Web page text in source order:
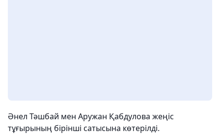
Әнел Тәшбай мен Аружан Қабдулова жеңіс
тұғырының бірінші сатысына көтерілді.